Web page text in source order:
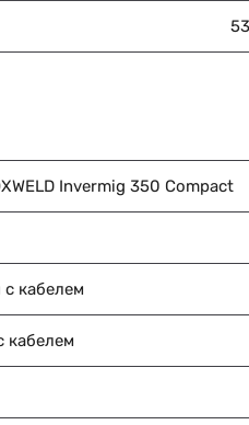
Invermig 350 Compact
кабелем
кабелем